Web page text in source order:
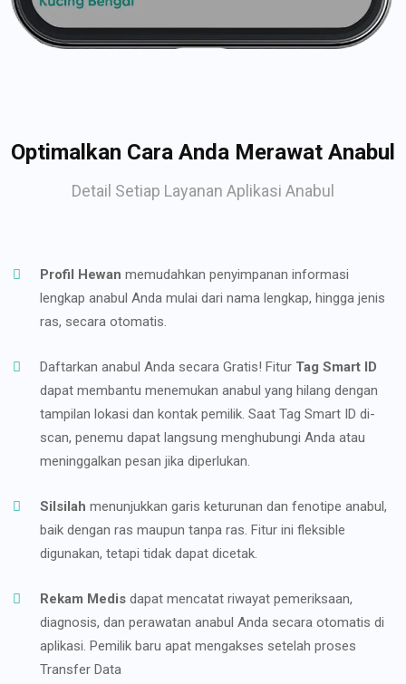
Optimalkan Cara Anda Merawat Anabul
Detail Setiap Layanan Aplikasi Anabul
Profil Hewan memudahkan penyimpanan informasi
lengkap anabul Anda mulai dari nama lengkap, hingga jenis
ras, secara otomatis.
Daftarkan anabul Anda secara Gratis! Fitur Tag Smart ID
dapat membantu menemukan anabul yang hilang dengan
tampilan lokasi dan kontak pemilik. Saat Tag Smart ID di-
scan, penemu dapat langsung menghubungi Anda atau
meninggalkan pesan jika diperlukan.
Silsilah menunjukkan garis keturunan dan fenotipe anabul,
baik dengan ras maupun tanpa ras. Fitur ini fleksible
digunakan, tetapi tidak dapat dicetak.
Rekam Medis dapat mencatat riwayat pemeriksaan,
diagnosis, dan perawatan anabul Anda secara otomatis di
aplikasi. Pemilik baru apat mengakses setelah proses
Transfer Data